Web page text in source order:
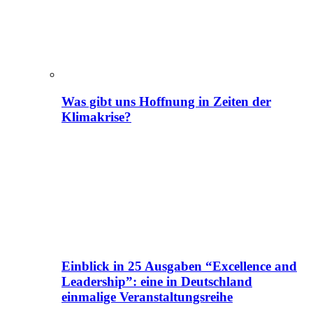
Was gibt uns Hoffnung in Zeiten der
Klimakrise?
Einblick in 25 Ausgaben “Excellence and
Leadership”: eine in Deutschland
einmalige Veranstaltungsreihe